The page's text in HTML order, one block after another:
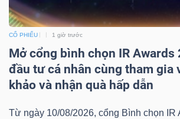
CỔ PHIẾU 1 giờ trước
Mở cổng bình chọn IR Awards
đầu tư cá nhân cùng tham gia
khảo và nhận quà hấp dẫn
Từ ngày 10/08/2026, cổng Bình chọn IR
Sách
tài
chính